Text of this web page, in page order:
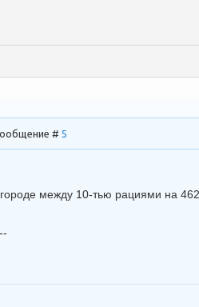
# 5
между 10-тью рациями на